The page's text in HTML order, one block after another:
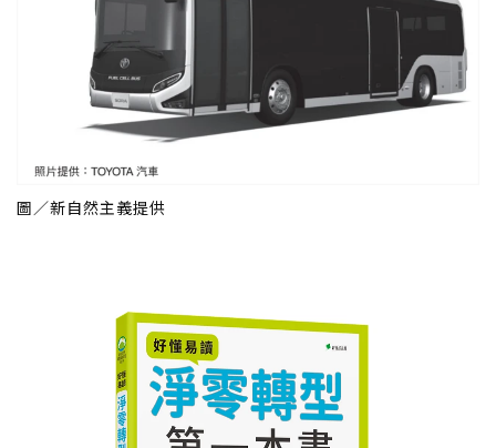
圖／新自然主義提供